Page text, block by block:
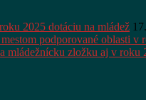
2025 dotáciu na mládež
podporované oblasti v
mládežnícku zložku aj v roku